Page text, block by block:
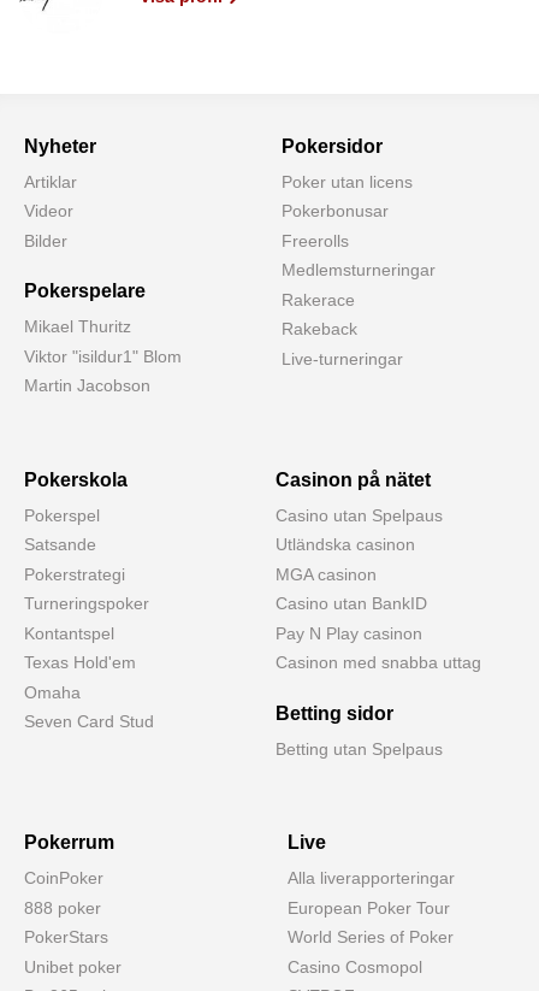
Nyheter
Artiklar
Videor
Bilder
Pokerspelare
Mikael Thuritz
Viktor "isildur1" Blom
Martin Jacobson
Pokersidor
Poker utan licens
Pokerbonusar
Freerolls
Medlemsturneringar
Rakerace
Rakeback
Live-turneringar
Pokerskola
Pokerspel
Satsande
Pokerstrategi
Turneringspoker
Kontantspel
Texas Hold'em
Omaha
Seven Card Stud
Casinon på nätet
Casino utan Spelpaus
Utländska casinon
MGA casinon
Casino utan BankID
Pay N Play casinon
Casinon med snabba uttag
Betting sidor
Betting utan Spelpaus
Pokerrum
CoinPoker
888 poker
PokerStars
Unibet poker
Live
Alla liverapporteringar
European Poker Tour
World Series of Poker
Casino Cosmopol